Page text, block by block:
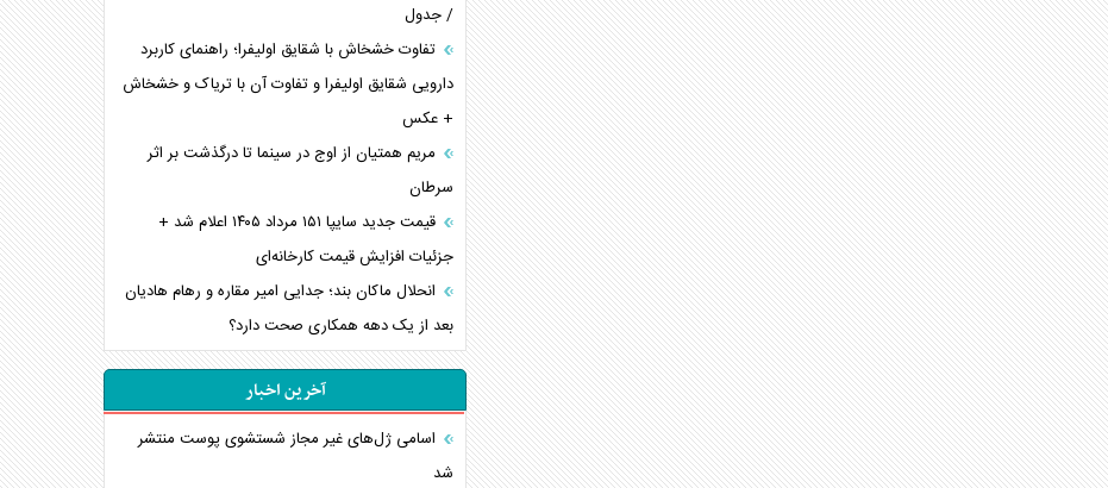
/ جدول
تفاوت خشخاش با شقایق اولیفرا؛ راهنمای کاربرد
دارویی شقایق اولیفرا و تفاوت آن با تریاک و خشخاش
+ عکس
مریم همتیان از اوج در سینما تا درگذشت بر اثر
سرطان
قیمت جدید سایپا ۱۵۱ مرداد ۱۴۰۵ اعلام شد +
جزئیات افزایش قیمت کارخانه‌ای
انحلال ماکان بند؛ جدایی امیر مقاره و رهام هادیان
بعد از یک دهه همکاری صحت دارد؟
آخرین اخبار
اسامی ژل‌های غیر مجاز شستشوی پوست منتشر
شد